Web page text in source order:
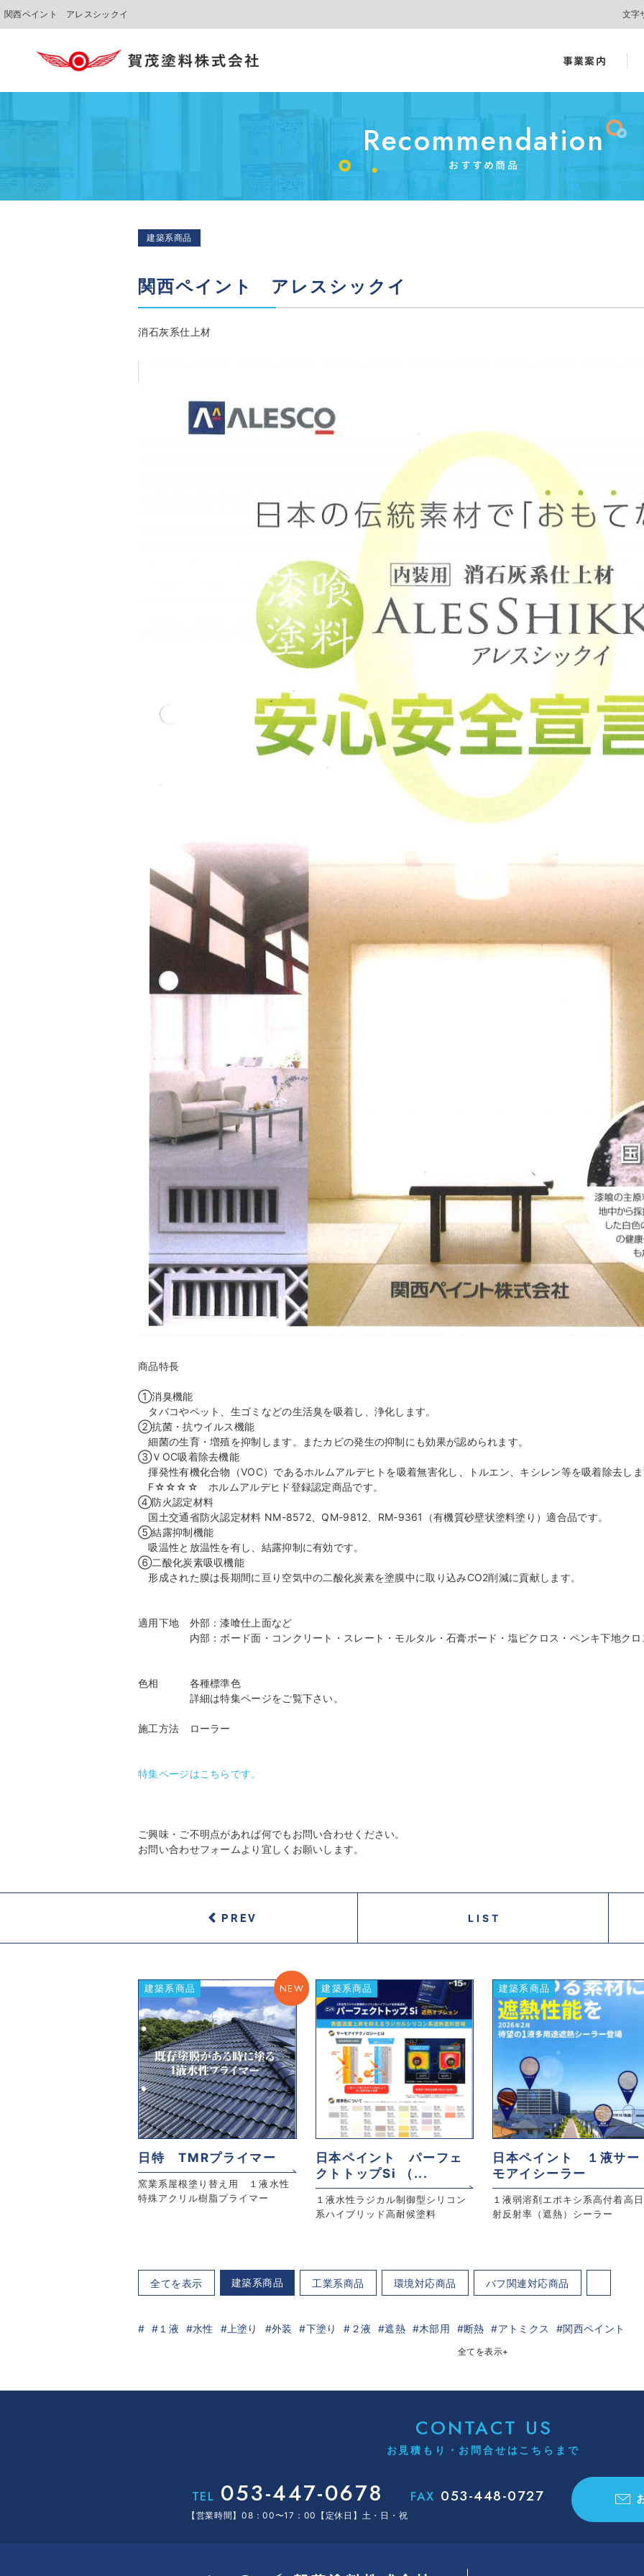
関西ペイント アレスシックイ 文字
事業案内
Recommendation
おすすめ商品
建築系商品
関西ペイント アレスシックイ
消石灰系仕上材
商品特長
①消臭機能
タバコやペット、生ゴミなどの生活臭を吸着し、浄化します。
②抗菌・抗ウイルス機能
細菌の生育・増殖を抑制します。またカビの発生の抑制にも効果が認められます。
③ＶOC吸着除去機能
揮発性有機化合物（VOC）であるホルムアルデヒトを吸着無害化し、トルエン、キシレン等を吸着除去し
F☆☆☆☆ ホルムアルデヒド登録認定商品です。
④防火認定材料
国土交通省防火認定材料 NM-8572、QM-9812、RM-9361（有機質砂壁状塗料塗り）適合品です。
⑤結露抑制機能
吸温性と放温性を有し、結露抑制に有効です。
⑥二酸化炭素吸収機能
形成された膜は長期間に亘り空気中の二酸化炭素を塗膜中に取り込みCO2削減に貢献します。
適用下地 外部：漆喰仕上面など
内部：ボード面・コンクリート・スレート・モルタル・石膏ボード・塩ビクロス・ペンキ下地クロ
色相 各種標準色
詳細は特集ページをご覧下さい。
施工方法 ローラー
特集ページはこちらです。
ご興味・ご不明点があれば何でもお問い合わせください。
お問い合わせフォームより宜しくお願いします。
PREV LIST
NEW
建築系商品
日特 TMRプライマー
窯業系屋根塗り替え用 １液水性
特殊アクリル樹脂プライマー
建築系商品
日本ペイント パーフェ
クトトップSi （...
１液水性ラジカル制御型シリコン
系ハイブリッド高耐候塗料
建築系商品
日本ペイント １液サー
モアイシーラー
１液弱溶剤エポキシ系高付着高日
射反射率（遮熱）シーラー
全てを表示 建築系商品 工業系商品 環境対応商品 バフ関連対応商品
１液 水性 上塗り 外装 下塗り ２液 遮熱 木部用 断熱 アトミクス 関西ペイント
全てを表示+
CONTACT US
お見積もり・お問合せはこちらまで
TEL 053-447-0678
【営業時間】08：00〜17：00【定休日】土・日・祝
FAX 053-448-0727